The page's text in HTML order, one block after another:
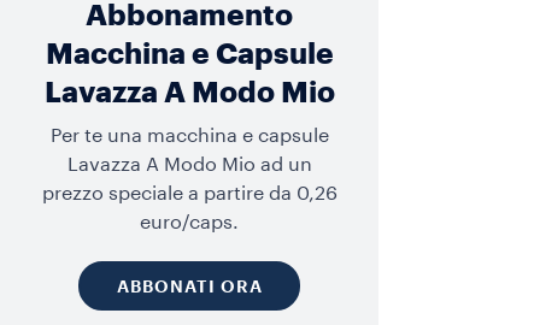
Abbonamento
Macchina e Capsule
Lavazza A Modo Mio
Per te una macchina e capsule
Lavazza A Modo Mio ad un
prezzo speciale a partire da 0,26
euro/caps.
ABBONATI ORA